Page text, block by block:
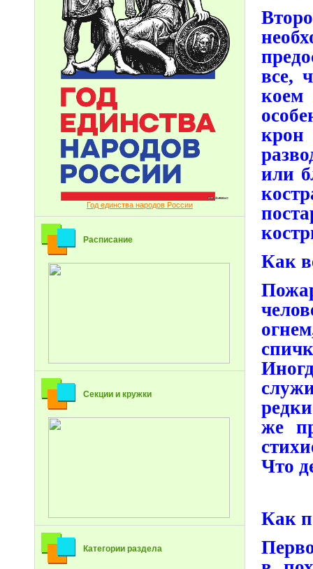
Год единства народов России
Расписание
Секции и кружки
Категории раздела
все,
коем
крон
или
Как
же
Что
Как